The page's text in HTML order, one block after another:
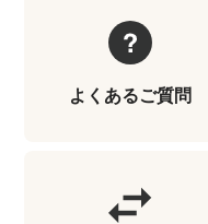
よくあるご質問